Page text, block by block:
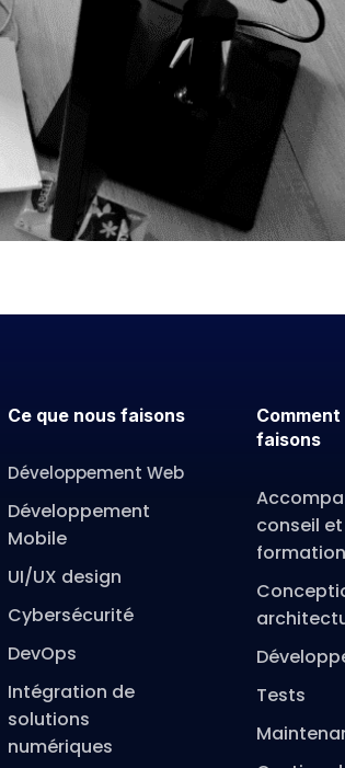
doit avoir sur son
Le développeur est une
une part de son intimité. Nous vous
Oui,...
Ce que nous faisons
Développement Web
Développement
Mobile
UI/UX design
Cybersécurité
DevOps
Intégration de
solutions
numériques
faisons
conseil et
Tests